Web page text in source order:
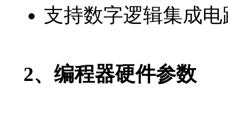
支持数字逻辑集成
2、编程器硬件参数